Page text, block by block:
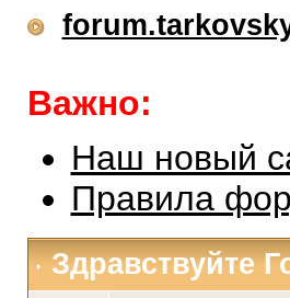
Важно:
Наш новый
Правила
Здравствуйте